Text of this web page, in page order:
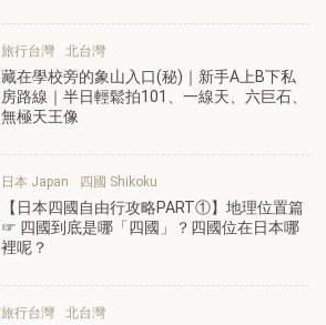
旅行台灣 北台灣
藏在學校旁的象山入口(秘)｜新手A上B下私
房路線｜半日輕鬆拍101、一線天、六巨石、
無極天王像
日本 Japan 四國 Shikoku
【日本四國自由行攻略PART①】地理位置篇
☞ 四國到底是哪「四國」？四國位在日本哪
裡呢？
旅行台灣 北台灣